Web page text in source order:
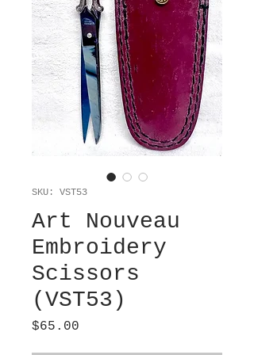
SKU: VST53
Art Nouveau
Embroidery
Scissors
(VST53)
$65.00